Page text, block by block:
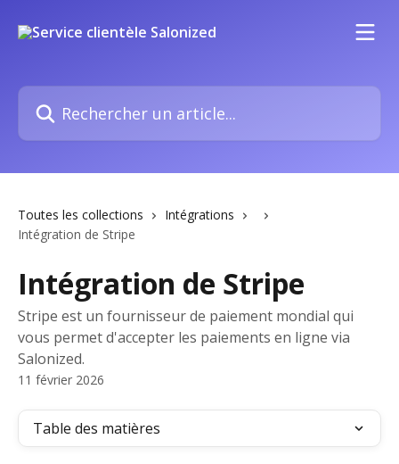
Rechercher un article...
Toutes les collections
Intégrations
Intégration de Stripe
Intégration de Stripe
Stripe est un fournisseur de paiement mondial qui
vous permet d'accepter les paiements en ligne via
Salonized.
11 février 2026
Table des matières